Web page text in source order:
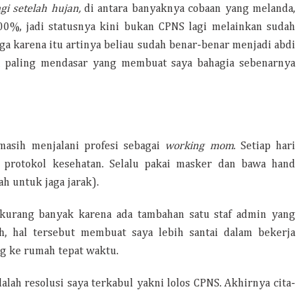
setelah hujan,di antara banyaknya cobaan yang melanda,
jadi statusnya kini bukan CPNS lagi melainkan sudah
karena itu artinya beliau sudah benar-benar menjadi abdi
mendasar yang membuat saya bahagia sebenarnya
menjalani profesi sebagai working mom. Setiap hari
kesehatan. Selalu pakai masker dan bawa hand
untuk jaga jarak).
banyak karena ada tambahan satu staf admin yang
hal tersebut membuat saya lebih santai dalam bekerja
ke rumah tepat waktu.
resolusi saya terkabul yakni lolos CPNS. Akhirnya cita-